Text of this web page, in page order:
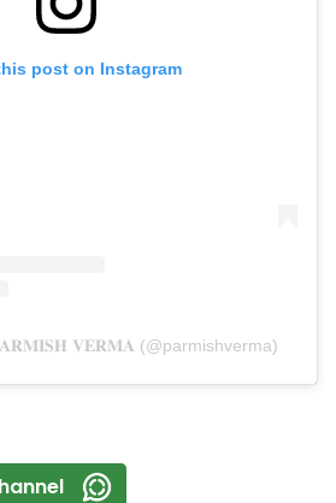
post on Instagram
𝐕𝐄𝐑𝐌𝐀 (@parmishverma)